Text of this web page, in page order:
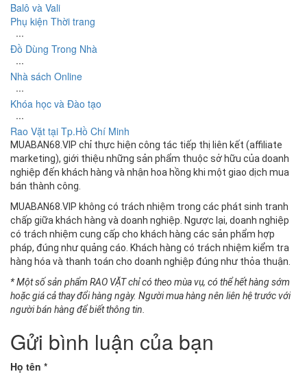
Balô và Vali
Phụ kiện Thời trang
∙∙∙
Đồ Dùng Trong Nhà
∙∙∙
Nhà sách Online
∙∙∙
Khóa học và Đào tạo
∙∙∙
Rao Vặt tại Tp.Hồ Chí Minh
MUABAN68.VIP chỉ thực hiện công tác tiếp thị liên kết (affiliate
marketing), giới thiệu những sản phẩm thuộc sở hữu của doanh
nghiệp đến khách hàng và nhận hoa hồng khi một giao dịch mua
bán thành công.
MUABAN68.VIP không có trách nhiệm trong các phát sinh tranh
chấp giữa khách hàng và doanh nghiệp. Ngược lại, doanh nghiệp
có trách nhiệm cung cấp cho khách hàng các sản phẩm hợp
pháp, đúng như quảng cáo. Khách hàng có trách nhiệm kiểm tra
hàng hóa và thanh toán cho doanh nghiệp đúng như thỏa thuận.
* Một số sản phẩm RAO VẶT chỉ có theo mùa vụ, có thể hết hàng sớm
hoặc giá cả thay đổi hàng ngày. Người mua hàng nên liên hệ trước với
người bán hàng để biết thông tin.
Gửi bình luận của bạn
Họ tên *